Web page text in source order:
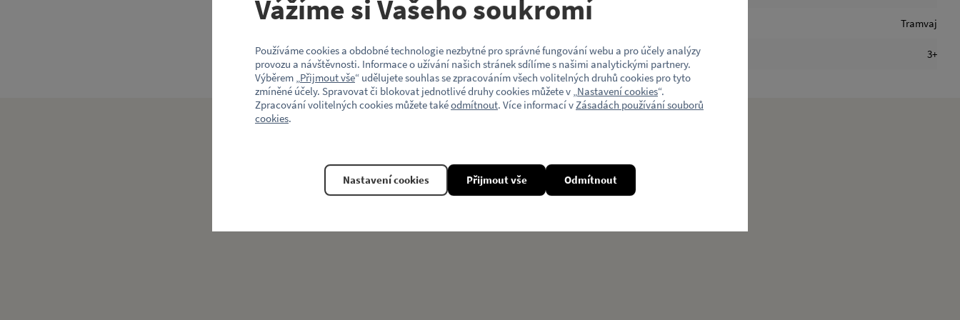
Motiv (typ vozu) Tramvaj
Věk 3+
Vážíme si Vašeho soukromí
Používáme cookies a obdobné technologie nezbytné pro správné fungování webu a pro účely analýzy
provozu a návštěvnosti. Informace o užívání našich stránek sdílíme s našimi analytickými partnery.
Výběrem „Přijmout vše“ udělujete souhlas se zpracováním všech volitelných druhů cookies pro tyto
zmíněné účely. Spravovat či blokovat jednotlivé druhy cookies můžete v „Nastavení cookies“.
Zpracování volitelných cookies můžete takéodmítnout. Více informací vZásadách používání souborů
cookies.
Odmítnout
Nastavení cookies Přijmout vše